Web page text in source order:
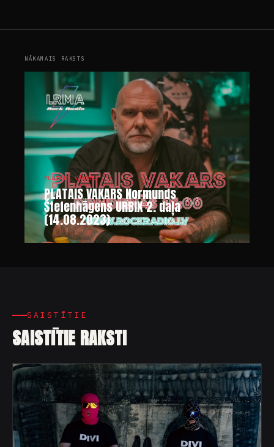
NĀKAMAIS RAKSTS
PLATAIS VAKARS
PLATAIS VAKARS Normunds
Štefenhāgens URBIX 2. daļa
(14.08.2023)
SAISTĪTIE
SAISTĪTIE RAKSTI